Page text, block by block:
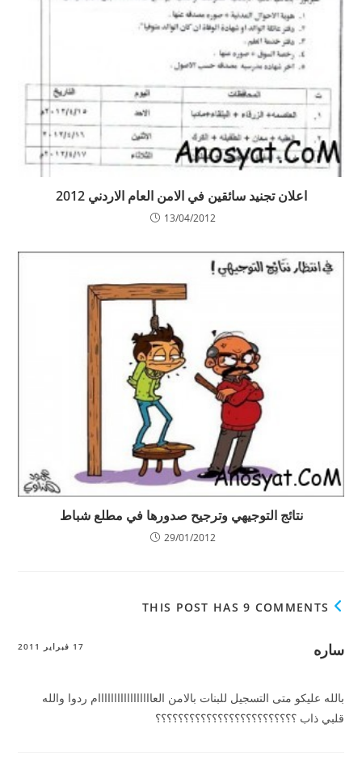
اعلان تجنيد سائقين في الامن العام الاردني 2012
13/04/2012
نتائج التوجيهي وترجيح صدورها في مطلع شباط
29/01/2012
THIS POST HAS 9 COMMENTS
ساره 17 فبراير 2011
بالله عليكو متى التسجيل للبنات بالامن العااااااااااااااااام ردوا والله
قلبي ذاب ؟؟؟؟؟؟؟؟؟؟؟؟؟؟؟؟؟؟؟؟؟؟؟؟؟